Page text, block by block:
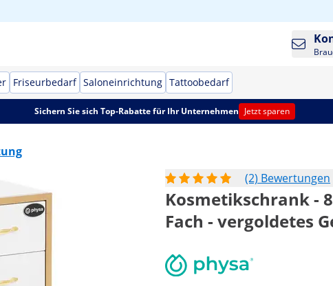
Friseurbedarf Saloneinrichtung Tattoobedarf
Sichern Sie sich Top-Rabatte für Ihr Unternehmen Jetzt sparen
(2) Bewertungen
Kosmetikschrank -
Fach - vergoldetes